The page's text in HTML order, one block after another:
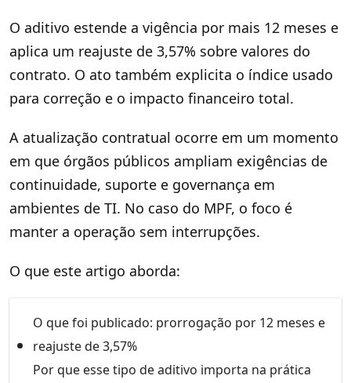
O aditivo estende a vigência por mais 12 meses e
aplica um reajuste de 3,57% sobre valores do
contrato. O ato também explicita o índice usado
para correção e o impacto financeiro total.
A atualização contratual ocorre em um momento
em que órgãos públicos ampliam exigências de
continuidade, suporte e governança em
ambientes de TI. No caso do MPF, o foco é
manter a operação sem interrupções.
O que este artigo aborda:
O que foi publicado: prorrogação por 12 meses e
reajuste de 3,57%
Por que esse tipo de aditivo importa na prática